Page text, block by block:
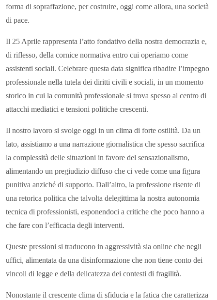
forma di sopraffazione, per costruire, oggi come allora, una società
di pace.
Il 25 Aprile rappresenta l’atto fondativo della nostra democrazia e,
di riflesso, della cornice normativa entro cui operiamo come
assistenti sociali. Celebrare questa data significa ribadire l’impegno
professionale nella tutela dei diritti civili e sociali, in un momento
storico in cui la comunità professionale si trova spesso al centro di
attacchi mediatici e tensioni politiche crescenti.
Il nostro lavoro si svolge oggi in un clima di forte ostilità. Da un
lato, assistiamo a una narrazione giornalistica che spesso sacrifica
la complessità delle situazioni in favore del sensazionalismo,
alimentando un pregiudizio diffuso che ci vede come una figura
punitiva anziché di supporto. Dall’altro, la professione risente di
una retorica politica che talvolta delegittima la nostra autonomia
tecnica di professionisti, esponendoci a critiche che poco hanno a
che fare con l’efficacia degli interventi.
Queste pressioni si traducono in aggressività sia online che negli
uffici, alimentata da una disinformazione che non tiene conto dei
vincoli di legge e della delicatezza dei contesti di fragilità.
Nonostante il crescente clima di sfiducia e la fatica che caratterizza